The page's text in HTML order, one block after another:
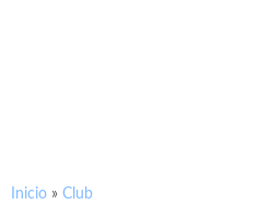
Inicio » Club